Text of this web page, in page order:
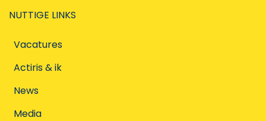
NUTTIGE LINKS
Vacatures
Actiris & ik
News
Media